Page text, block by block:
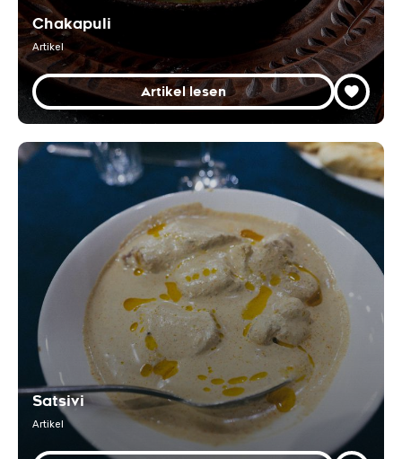
Chakapuli
Artikel
Artikel lesen
Satsivi
Artikel